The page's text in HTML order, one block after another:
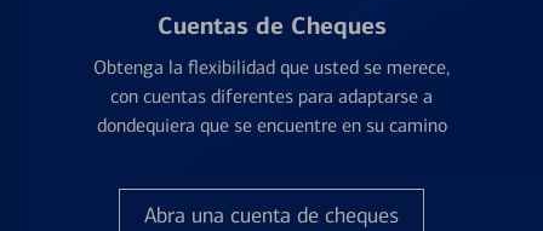
Cuentas de Cheques
Obtenga la flexibilidad que usted se merece,
con cuentas diferentes para adaptarse a
dondequiera que se encuentre en su camino
Abra una cuenta de cheques